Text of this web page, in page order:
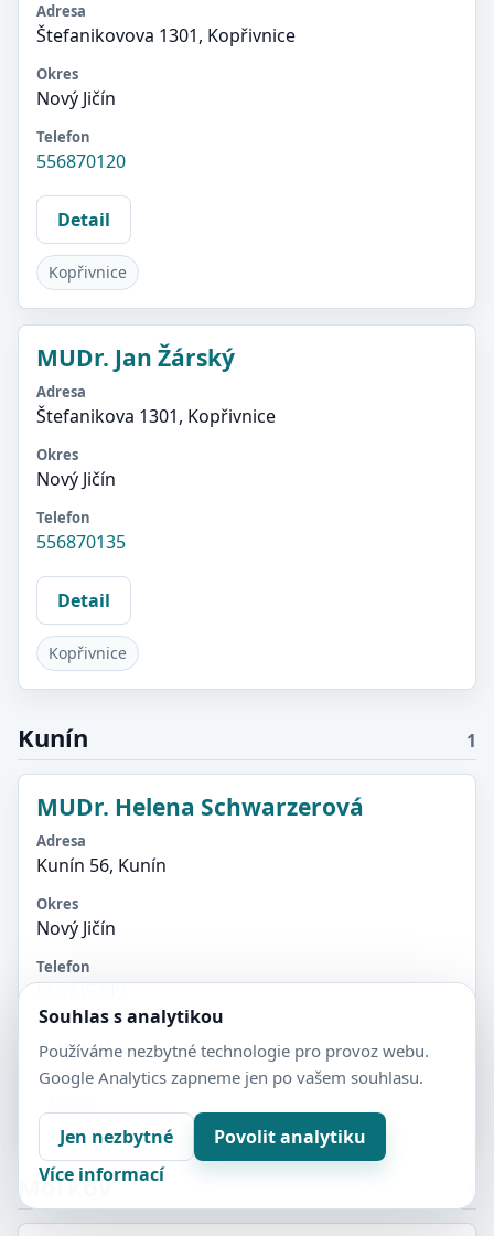
Adresa
Štefanikovova 1301, Kopřivnice
Okres
Nový Jičín
Telefon
556870120
Detail
Kopřivnice
MUDr. Jan Žárský
Adresa
Štefanikova 1301, Kopřivnice
Okres
Nový Jičín
Telefon
556870135
Detail
Kopřivnice
Kunín 1
MUDr. Helena Schwarzerová
Adresa
Kunín 56, Kunín
Okres
Nový Jičín
Telefon
556749249
Detail
Mořkov 1
Souhlas s analytikou
Používáme nezbytné technologie pro provoz webu.
Google Analytics zapneme jen po vašem souhlasu.
Jen nezbytné
Povolit analytiku
Více informací